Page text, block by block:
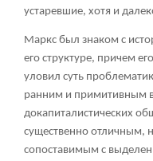
устаревшие, хотя и
Маркс был знаком с
его структуре, причем
уловил суть
ранним и примитивным
докапиталистических
существенно отличным,
сопоставимым с